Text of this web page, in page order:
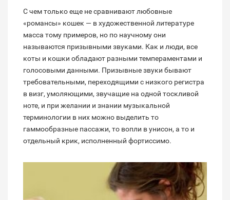
С чем только еще не сравнивают любовные
«романсы» кошек — в художественной литературе
масса тому примеров, но по научному они
называются призывными звуками. Как и люди, все
коты и кошки обладают разными темпераментами и
голосовыми данными. Призывные звуки бывают
требовательными, переходящими с низкого регистра
в визг, умоляющими, звучащие на одной тоскливой
ноте, и при желании и знании музыкальной
терминологии в них можно выделить то
гаммообразные пассажи, то вопли в унисон, а то и
отдельный крик, исполненный фортиссимо.